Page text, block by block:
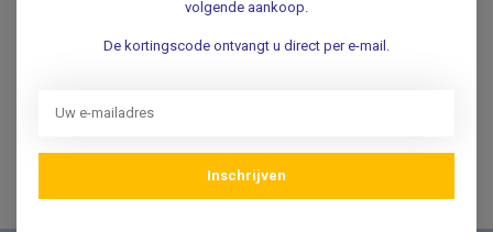
bieden. Daarnaast hebben we een assortiment
huidverzorgingsproductenom de huid gezond te houden
volgende aankoop.
De kortingscode ontvangt u direct per e-mail.
Inschrijven